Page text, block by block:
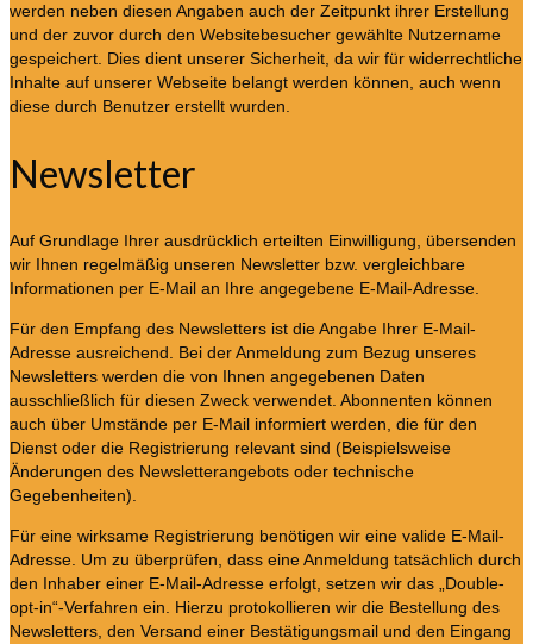
werden neben diesen Angaben auch der Zeitpunkt ihrer Erstellung
und der zuvor durch den Websitebesucher gewählte Nutzername
gespeichert. Dies dient unserer Sicherheit, da wir für widerrechtliche
Inhalte auf unserer Webseite belangt werden können, auch wenn
diese durch Benutzer erstellt wurden.
Newsletter
Auf Grundlage Ihrer ausdrücklich erteilten Einwilligung, übersenden
wir Ihnen regelmäßig unseren Newsletter bzw. vergleichbare
Informationen per E-Mail an Ihre angegebene E-Mail-Adresse.
Für den Empfang des Newsletters ist die Angabe Ihrer E-Mail-
Adresse ausreichend. Bei der Anmeldung zum Bezug unseres
Newsletters werden die von Ihnen angegebenen Daten
ausschließlich für diesen Zweck verwendet. Abonnenten können
auch über Umstände per E-Mail informiert werden, die für den
Dienst oder die Registrierung relevant sind (Beispielsweise
Änderungen des Newsletterangebots oder technische
Gegebenheiten).
Für eine wirksame Registrierung benötigen wir eine valide E-Mail-
Adresse. Um zu überprüfen, dass eine Anmeldung tatsächlich durch
den Inhaber einer E-Mail-Adresse erfolgt, setzen wir das „Double-
opt-in“-Verfahren ein. Hierzu protokollieren wir die Bestellung des
Newsletters, den Versand einer Bestätigungsmail und den Eingang